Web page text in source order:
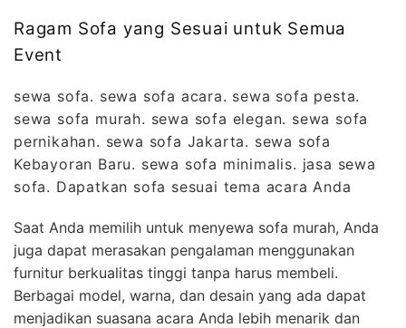
Ragam Sofa yang Sesuai untuk Semua
Event
sewa sofa. sewa sofa acara. sewa sofa pesta.
sewa sofa murah. sewa sofa elegan. sewa sofa
pernikahan. sewa sofa Jakarta. sewa sofa
Kebayoran Baru. sewa sofa minimalis. jasa sewa
sofa. Dapatkan sofa sesuai tema acara Anda
Saat Anda memilih untuk menyewa sofa murah, Anda
juga dapat merasakan pengalaman menggunakan
furnitur berkualitas tinggi tanpa harus membeli.
Berbagai model, warna, dan desain yang ada dapat
menjadikan suasana acara Anda lebih menarik dan